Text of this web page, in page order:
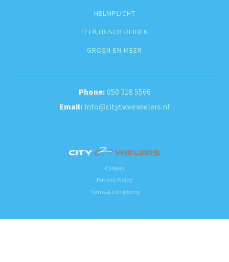
HELMPLICHT
ELEKTRISCH RIJDEN
GROEN EN MEER
050 318 5566
info@citytweewielers.nl
Cookies
Privacy Policy
Terms & Conditions